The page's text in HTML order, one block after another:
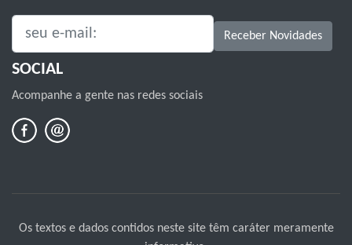
SEU E-MAIL: Receber Novidades
SOCIAL
Acompanhe a gente nas redes sociais
Os textos e dados contidos neste site têm caráter meramente